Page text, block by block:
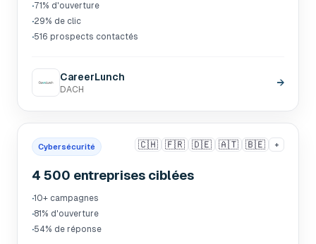
·71% d'ouverture
·29% de clic
·516 prospects contactés
CareerLunch
DACH
→
Cybersécurité 🇨🇭 🇫🇷 🇩🇪 🇦🇹 🇧🇪 +
4 500 entreprises ciblées
·10+ campagnes
·81% d'ouverture
·54% de réponse